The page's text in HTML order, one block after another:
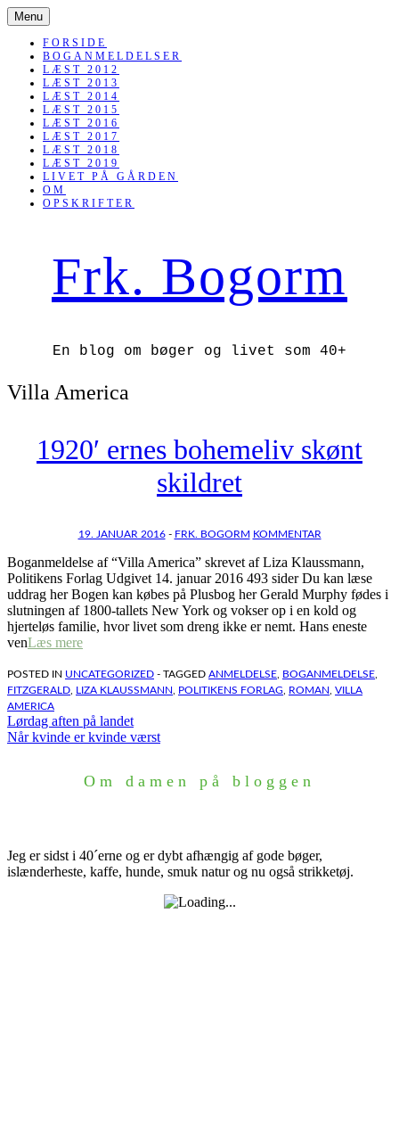
Menu SKIP
TO
CONTENT
FORSIDE
BOGANMELDELSER
LÆST 2012
LÆST 2013
LÆST 2014
LÆST 2015
LÆST 2016
LÆST 2017
LÆST 2018
LÆST 2019
LIVET PÅ GÅRDEN
OM
OPSKRIFTER
Frk. Bogorm
En blog om bøger og livet som 40+
Villa America
1920′ ernes bohemeliv skønt
skildret
19. JANUAR 2016- FRK. BOGORM KOMMENTAR
Boganmeldelse af “Villa America” skrevet af Liza Klaussmann,
Politikens Forlag Udgivet 14. januar 2016 493 sider Du kan læse
uddrag her Bogen kan købes på Plusbog her Gerald Murphy fødes i
slutningen af 1800-tallets New York og vokser op i en kold og
hjerteløs familie, hvor livet som dreng ikke er nemt. Hans eneste
venLæs mere
POSTED IN UNCATEGORIZED - TAGGED ANMELDELSE BOGANMELDELSE
FITZGERALD
LIZA KLAUSSMANN POLITIKENS FORLAG ROMAN
VILLA
AMERICA
Indlægsnavigation
Lørdag aften på landet
Når kvinde er kvinde værst
Om damen på bloggen
Jeg er sidst i 40´erne og er dybt afhængig af gode bøger,
islænderheste, kaffe, hunde, smuk natur og nu også strikketøj.